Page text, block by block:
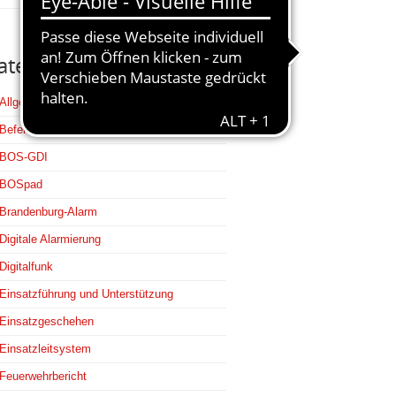
Allgemein
Befehlsstellen
BOS-GDI
BOSpad
Brandenburg-Alarm
Digitale Alarmierung
Digitalfunk
Einsatzführung und Unterstützung
Einsatzgeschehen
Einsatzleitsystem
Feuerwehrbericht